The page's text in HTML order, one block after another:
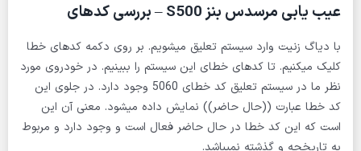
عیب یابی مرسدس بنز S500 – بررسی کدهای
با دیاگ زنیت وارد سیستم تعلیق میشویم. بر روی دکمه کدهای خطا
کلیک میکنیم. تا کدهای خطای این سیستم را ببینیم. در خودروی مورد
نظر ما در سیستم تعلیق کد خطای 5060 وجود دارد. در جلوی این
کد خطا عبارت ((حال حاضر)) نمایش داده میشود. معنی آن این
است که این کد خطا در حال حاضر فعال است و وجود دارد و مربوط
به تاریخچه و گذشته نمیباشد.